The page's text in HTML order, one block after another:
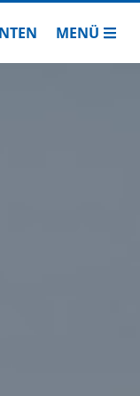
MENÜ